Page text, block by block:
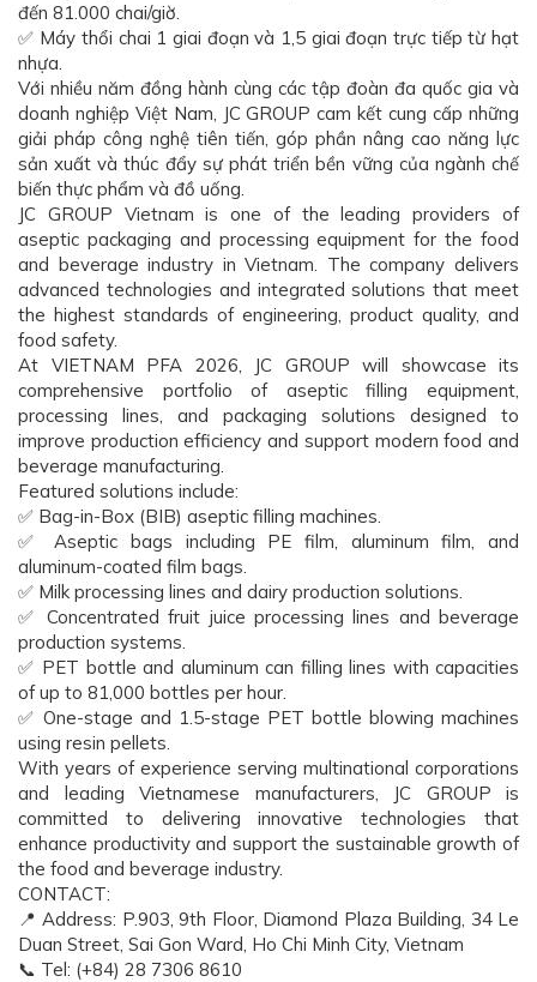
đến 81.000 chai/giờ.
✅ Máy thổi chai 1 giai đoạn và 1,5 giai đoạn trực tiếp từ hạt
nhựa.
Với nhiều năm đồng hành cùng các tập đoàn đa quốc gia và
doanh nghiệp Việt Nam, JC GROUP cam kết cung cấp những
giải pháp công nghệ tiên tiến, góp phần nâng cao năng lực
sản xuất và thúc đẩy sự phát triển bền vững của ngành chế
biến thực phẩm và đồ uống.
JC GROUP Vietnam is one of the leading providers of
aseptic packaging and processing equipment for the food
and beverage industry in Vietnam. The company delivers
advanced technologies and integrated solutions that meet
the highest standards of engineering, product quality, and
food safety.
At VIETNAM PFA 2026, JC GROUP will showcase its
comprehensive portfolio of aseptic filling equipment,
processing lines, and packaging solutions designed to
improve production efficiency and support modern food and
beverage manufacturing.
Featured solutions include:
✅ Bag-in-Box (BIB) aseptic filling machines.
✅ Aseptic bags including PE film, aluminum film, and
aluminum-coated film bags.
✅ Milk processing lines and dairy production solutions.
✅ Concentrated fruit juice processing lines and beverage
production systems.
✅ PET bottle and aluminum can filling lines with capacities
of up to 81,000 bottles per hour.
✅ One-stage and 1.5-stage PET bottle blowing machines
using resin pellets.
With years of experience serving multinational corporations
and leading Vietnamese manufacturers, JC GROUP is
committed to delivering innovative technologies that
enhance productivity and support the sustainable growth of
the food and beverage industry.
CONTACT:
📍 Address: P.903, 9th Floor, Diamond Plaza Building, 34 Le
Duan Street, Sai Gon Ward, Ho Chi Minh City, Vietnam
📞 Tel: (+84) 28 7306 8610